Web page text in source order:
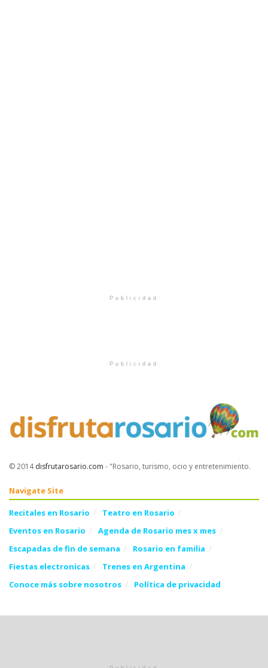
Publicidad
Publicidad
© 2014disfrutarosario.com - "Rosario, turismo, ocio y entretenimiento.
Navigate Site
Recitales en Rosario
Teatro en Rosario
Eventos en Rosario
Agenda de Rosario mes x mes
Escapadas de fin de semana
Rosario en familia
Fiestas electronicas
Trenes en Argentina
Conoce más sobre nosotros
Política de privacidad